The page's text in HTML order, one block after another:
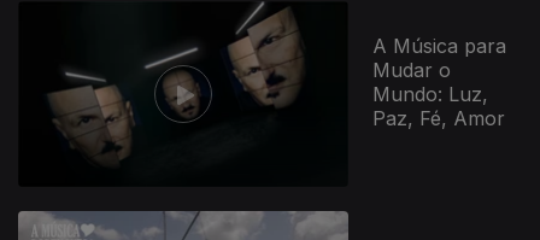
A Música para
Mudar o
Mundo: Luz,
Paz, Fé, Amor